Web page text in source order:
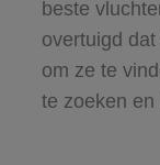
beste
overtuigd
om ze te
te zoeken en